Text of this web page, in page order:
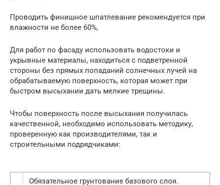
Проводить финишное шпатлевание рекомендуется при
влажности не более 60%,
Для работ по фасаду использовать водостоки и
укрывные материалы, находиться с подветренной
стороны без прямых попаданий солнечных лучей на
обрабатываемую поверхность, которая может при
быстром высыхании дать мелкие трещины.
Чтобы поверхность после высыхания получилась
качественной, необходимо использовать методику,
проверенную как производителями, так и
строительными подрядчиками:
Обязательное грунтование базового слоя.